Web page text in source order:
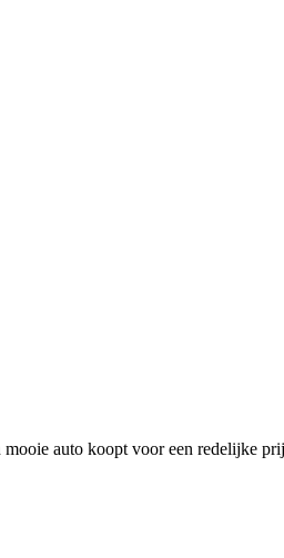
auto koopt voor een redelijke